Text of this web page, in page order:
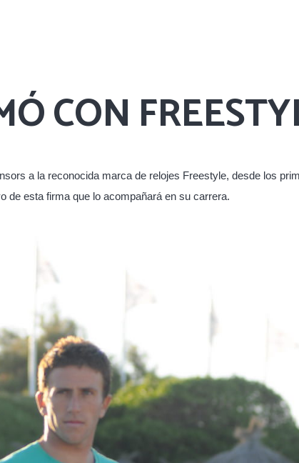
CON
a la reconocida marca de relojes Freestyle, desde los
de esta firma que lo acompañará en su carrera.